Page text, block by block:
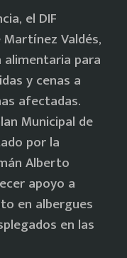
el DIF
Valdés,
para
y cenas a
afectadas.
Municipal de
por la
Alberto
apoyo a
en albergues
en las